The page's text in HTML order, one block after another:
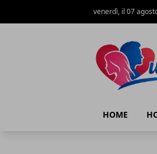
venerdì, il 07
HOME